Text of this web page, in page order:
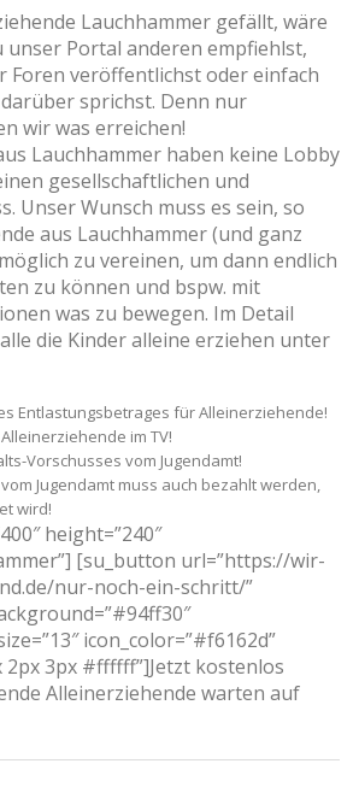
Lauchhammer gefällt, wäre
unser Portal anderen empfiehlst,
Foren veröffentlichst oder einfach
sprichst. Denn nur
wir was erreichen!
Lauchhammer haben keine Lobby
gesellschaftlichen und
Unser Wunsch muss es sein, so
aus Lauchhammer (und ganz
zu vereinen, um dann endlich
zu können und bspw. mit
was zu bewegen. Im Detail
die Kinder alleine erziehen unter
Entlastungsbetrages für Alleinerziehende!
im TV!
Vorschusses vom Jugendamt!
Jugendamt muss auch bezahlt werden,
wird!
height=”240″
[su_button url=”https://wir-
nur-noch-ein-schritt/”
icon_color=”#f6162d”
2px 3px #ffffff”]Jetzt kostenlos
Alleinerziehende warten auf